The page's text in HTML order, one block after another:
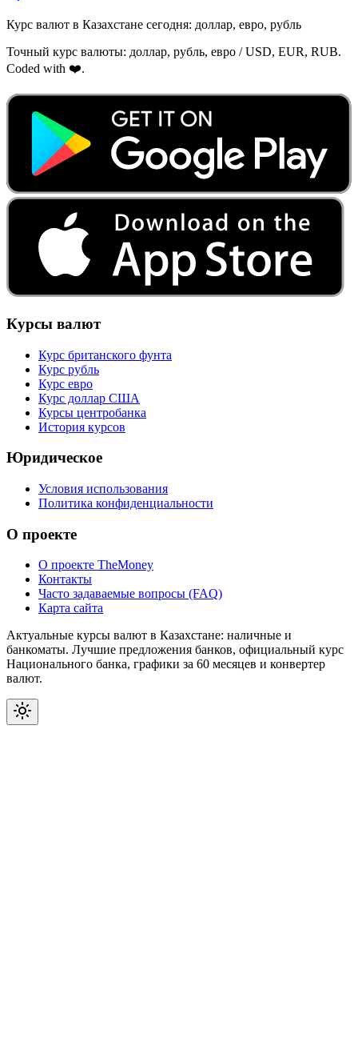
Курс валют в Казахстане сегодня: доллар, евро, рубль
Точный курс валюты: доллар, рубль, евро / USD, EUR, RUB.
Coded with ❤️.
Курсы валют
Курс британского фунта
Курс рубль
Курс евро
Курс доллар США
Курсы центробанка
История курсов
Юридическое
Условия использования
Политика конфиденциальности
О проекте
О проекте TheMoney
Контакты
Часто задаваемые вопросы (FAQ)
Карта сайта
Актуальные курсы валют в Казахстане: наличные и
банкоматы. Лучшие предложения банков, официальный курс
Национального банка, графики за 60 месяцев и конвертер
валют.